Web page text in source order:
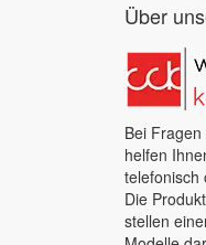
Über
Bei
helfen
telefonisch
Die
stellen